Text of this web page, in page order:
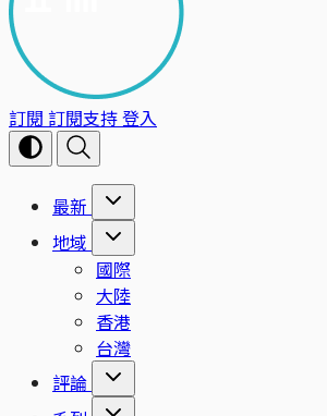
訂閱 訂閱支持登入
最新
地域
國際
大陸
香港
台灣
評論